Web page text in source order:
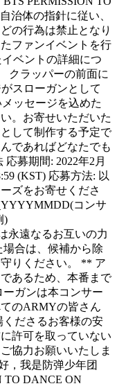
治体の指針に従い、
の行為は禁止となり
ファンイベントを行
ベントの詳細につ
クラッパーの前面に
スローガンとして
ッセージを込めた
。お寄せいただいた
して制作する予定で
であればどなたでも
募期間: 2022年2月
(KST) 応募方法: 以
ズをお寄せくださ
コンサ
)
永遠なるお互いの力
合は、候補から除
りください。 ** ア
あるため、本番まで
ガンは本コンサー
のARMYの皆さん
ださるお客様の安
許可を取っていない
協力お願いいたしま
，我是防弹少年团
TO DANCE ON